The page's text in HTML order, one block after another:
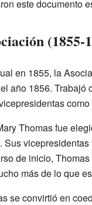
este documento
(1855-
en 1855, la
año 1856.
Thomas fue
Sus
de inicio,
más de lo que
se convirtió en